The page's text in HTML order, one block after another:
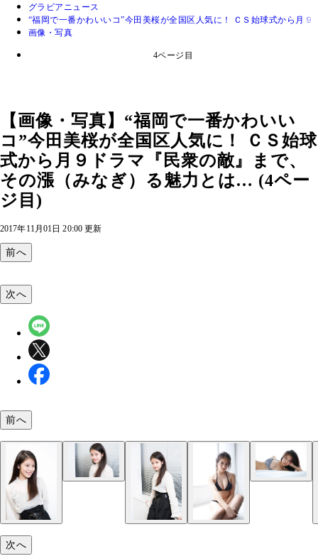
グラビアニュース
“福岡で一番かわいいコ”今田美桜が全国区人気に！ ＣＳ始球式から月
画像・写真
4ページ目
【画像・写真】“福岡で一番かわいい
コ”今田美桜が全国区人気に！ ＣＳ始球
式から月９ドラマ『民衆の敵』まで、
その漲（みなぎ）る魅力とは… (4ペー
ジ目)
2017年11月01日 20:00 更新
前へ
次へ
前へ
次へ